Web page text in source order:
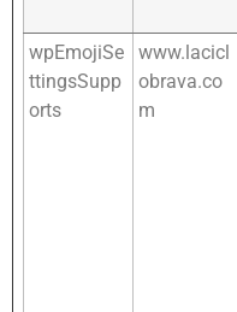
wpEmojiSe
ttingsSupp
orts
www.lacicl
obrava.co
m